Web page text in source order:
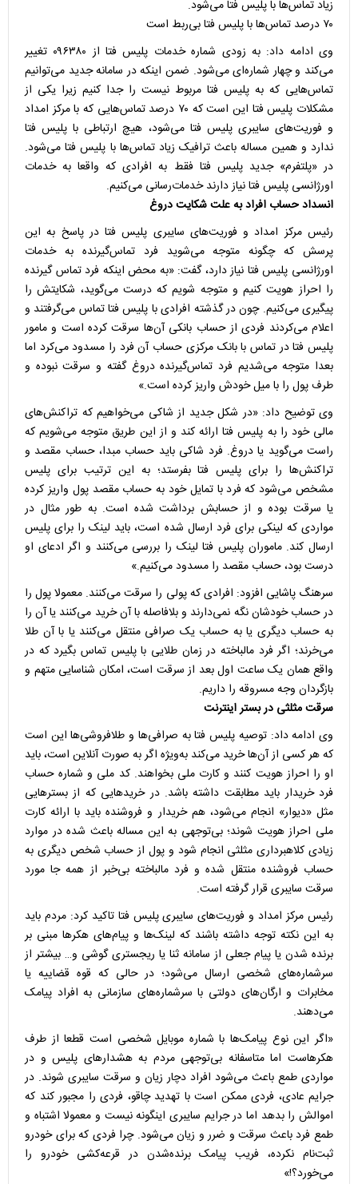
زیاد تماس‌ها با پلیس فتا می‌شود.
۷۰ درصد تماس‌ها با پلیس فتا بی‌ربط است
وی ادامه داد: به زودی شماره خدمات پلیس فتا از ۰۹۶۳۸۰ تغییر
می‌کند و چهار شماره‌ای می‌شود. ضمن اینکه در سامانه جدید می‌توانیم
تماس‌هایی که به پلیس فتا مربوط نیست را جدا کنیم زیرا یکی از
مشکلات پلیس فتا این است که ۷۰ درصد تماس‌هایی که با مرکز امداد
و فوریت‌های سایبری پلیس فتا می‌شود، هیچ ارتباطی با پلیس فتا
ندارد و همین مساله باعث ترافیک زیاد تماس‌ها با پلیس فتا می‌شود.
در «پلتفرم» جدید پلیس فتا فقط به افرادی که واقعا به خدمات
اورژانسی پلیس فتا نیاز دارند خدمات‌رسانی می‌کنیم.
انسداد حساب افراد به علت شکایت دروغ
رئیس مرکز امداد و فوریت‌های سایبری پلیس فتا در پاسخ به این
پرسش که چگونه متوجه می‌شوید فرد تماس‌گیرنده به خدمات
اورژانسی پلیس فتا نیاز دارد، گفت: «به محض اینکه فرد تماس گیرنده
را احراز هویت کنیم و متوجه شویم که درست می‌گوید، شکایتش را
پیگیری می‌کنیم. چون در گذشته افرادی با پلیس فتا تماس می‌گرفتند و
اعلام می‌کردند فردی از حساب بانکی آن‌ها سرقت کرده است و مامور
پلیس فتا در تماس با بانک مرکزی حساب آن فرد را مسدود می‌کرد اما
بعدا متوجه می‌شدیم فرد تماس‌گیرنده دروغ گفته و سرقت نبوده و
طرف پول را با میل خودش واریز کرده است.»
وی توضیح داد: «در شکل جدید از شاکی می‌خواهیم که تراکنش‌های
مالی خود را به پلیس فتا ارائه کند و از این طریق متوجه می‌شویم که
راست می‌گوید یا دروغ. فرد شاکی باید حساب مبدا، حساب مقصد و
تراکنش‌ها را برای پلیس فتا بفرستد؛ به این ترتیب برای پلیس
مشخص می‌شود که فرد با تمایل خود به حساب مقصد پول واریز کرده
یا سرقت بوده و از حسابش برداشت شده است. به طور مثال در
مواردی که لینکی برای فرد ارسال شده است، باید لینک را برای پلیس
ارسال کند. ماموران پلیس فتا لینک را بررسی می‌کنند و اگر ادعای او
درست بود، حساب مقصد را مسدود می‌کنیم.»
سرهنگ پاشایی افزود: افرادی که پولی را سرقت می‌کنند. معمولا پول را
در حساب خودشان نگه نمی‌دارند و بلافاصله با آن خرید می‌کنند یا آن را
به حساب دیگری یا به حساب یک صرافی منتقل می‌کنند یا با آن طلا
می‌خرند؛ اگر فرد مالباخته در زمان طلایی با پلیس تماس بگیرد که در
واقع همان یک ساعت اول بعد از سرقت است، امکان شناسایی متهم و
بازگردان وجه مسروقه را داریم.
سرقت مثلثی در بستر اینترنت
وی ادامه داد: توصیه پلیس فتا به صرافی‌ها و طلافروشی‌ها این است
که هر کسی از آن‌ها خرید می‌کند به‌ویژه اگر به صورت آنلاین است، باید
او را احراز هویت کنند و کارت ملی بخواهند. کد ملی و شماره حساب
فرد خریدار باید مطابقت داشته باشد. در خریدهایی که از بسترهایی
مثل «دیوار» انجام می‌شود، هم خریدار و فروشنده باید با ارائه کارت
ملی احراز هویت شوند؛ بی‌توجهی به این مساله باعث شده در موارد
زیادی کلاهبرداری مثلثی انجام شود و پول از حساب شخص دیگری به
حساب فروشنده منتقل شده و فرد مالباخته بی‌خبر از همه جا مورد
سرقت سایبری قرار گرفته است.
رئیس مرکز امداد و فوریت‌های سایبری پلیس فتا تاکید کرد: مردم باید
به این نکته توجه داشته باشند که لینک‌ها و پیام‌های هکرها مبنی بر
برنده شدن یا پیام جعلی از سامانه ثنا یا ریجستری گوشی و… بیشتر از
سرشماره‌های شخصی ارسال می‌شود؛ در حالی که قوه قضاییه یا
مخابرات و ارگان‌های دولتی با سرشماره‌های سازمانی به افراد پیامک
می‌دهند.
«اگر این نوع پیامک‌ها با شماره موبایل شخصی است قطعا از طرف
هکرهاست اما متاسفانه بی‌توجهی مردم به هشدارهای پلیس و در
مواردی طمع باعث می‌شود افراد دچار زیان و سرقت سایبری شوند. در
جرایم عادی، فردی ممکن است با تهدید چاقو، فردی را مجبور کند که
اموالش را بدهد اما در جرایم سایبری اینگونه نیست و معمولا اشتباه و
طمع فرد باعث سرقت و ضرر و زیان می‌شود. چرا فردی که برای خودرو
ثبت‌نام نکرده، فریب پیامک برنده‌شدن در قرعه‌کشی خودرو را
می‌خورد؟!»